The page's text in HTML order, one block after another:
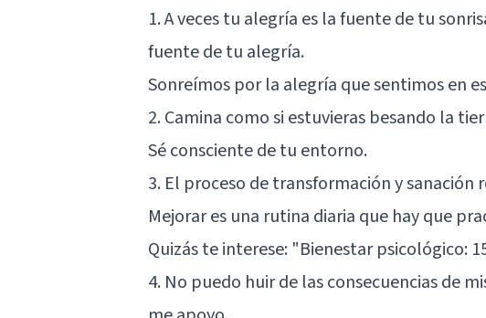
1. A veces tu alegría es la fuente de tu
fuente de tu alegría.
Sonreímos por la alegría que sentimos en
2. Camina como si estuvieras besando la
Sé consciente de tu entorno.
3. El proceso de transformación y sanación
Mejorar es una rutina diaria que hay que
Quizás te interese: "Bienestar psicológico:
4. No puedo huir de las consecuencias de